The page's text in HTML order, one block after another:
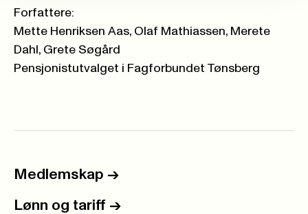
Forfattere:
Mette Henriksen Aas, Olaf Mathiassen, Merete
Dahl, Grete Søgård
Pensjonistutvalget i Fagforbundet Tønsberg
Medlemskap ->
Lønn og tariff ->